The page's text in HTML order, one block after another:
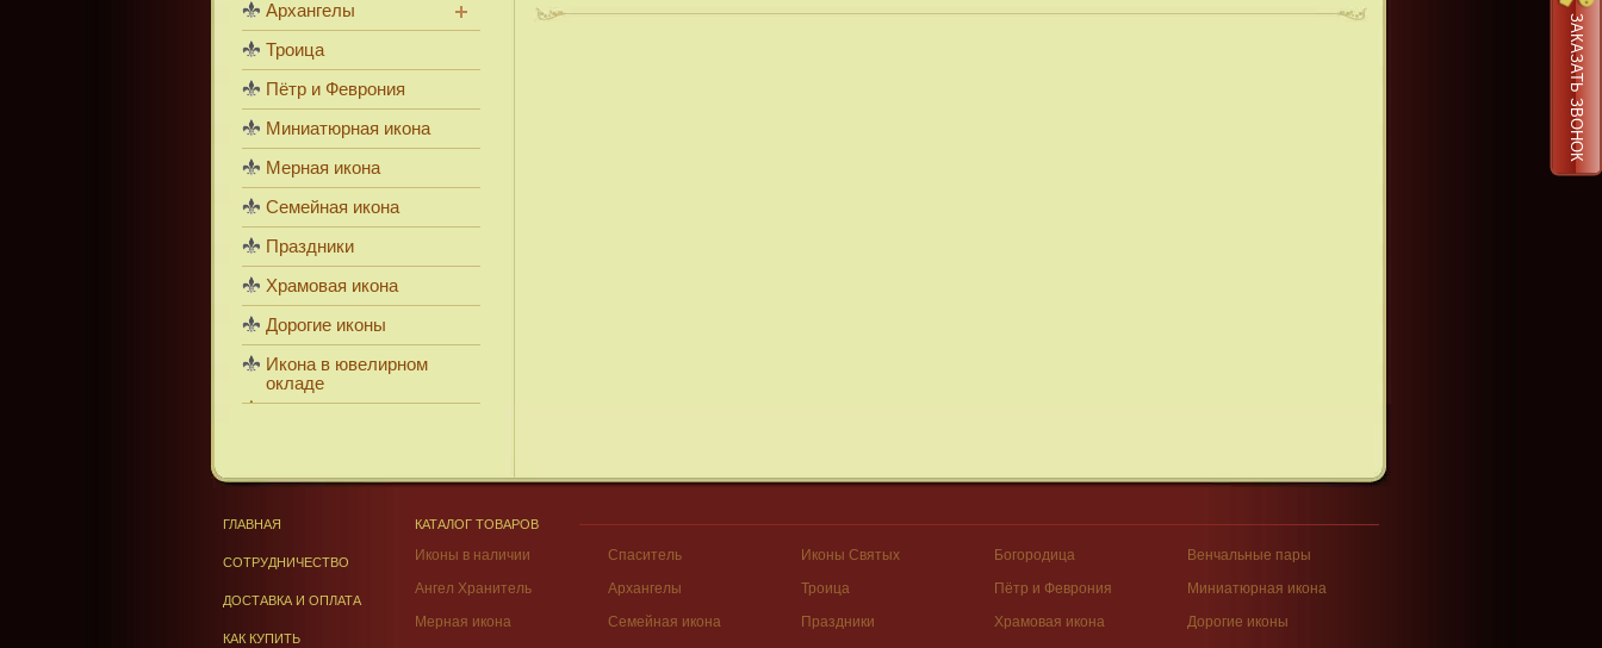
Архангелы
Троица
Пётр и Феврония
Миниатюрная икона
Мерная икона
Семейная икона
Праздники
Храмовая икона
Дорогие иконы
Икона в ювелирном
окладе
ЗАКАЗАТЬ ЗВОНОК
ГЛАВНАЯ
СОТРУДНИЧЕСТВО
ДОСТАВКА И ОПЛАТА
КАК КУПИТЬ
КАТАЛОГ ТОВАРОВ
Иконы в наличии Спаситель Иконы Святых Богородица
Венчальные пары
Ангел Хранитель
Архангелы Троица Пётр и Феврония
Миниатюрная икона
Мерная икона
Семейная икона Праздники Храмовая икона
Дорогие иконы